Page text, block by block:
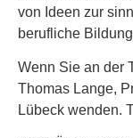
von Ideen zur
berufliche
Wenn Sie an der
Thomas Lange,
Lübeck wenden.